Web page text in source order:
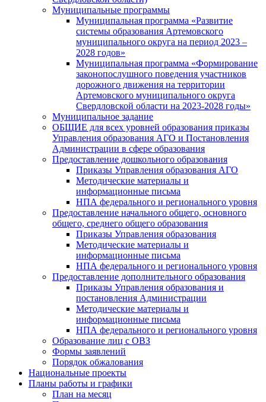
Муниципальные программы
Муниципальная программа «Развитие
системы образования Артемовского
муниципального округа на период 2023 –
2028 годов»
Муниципальная программа «Формирование
законопослушного поведения участников
дорожного движения на территории
Артемовского муниципального округа
Свердловской области на 2023-2028 годы»
Муниципальное задание
ОБЩИЕ для всех уровней образования приказы
Управления образования АГО и Постановления
Администрации в сфере образования
Предоставление дошкольного образования
Приказы Управления образования АГО
Методические материалы и
информационные письма
НПА федерального и регионального уровня
Предоставление начального общего, основного
общего, среднего общего образования
Приказы Управления образования
Методические материалы и
информационные письма
НПА федерального и регионального уровня
Предоставление дополнительного образования
Приказы Управления образования и
постановления Администрации
Методические материалы и
информационные письма
НПА федерального и регионального уровня
Образование лиц с ОВЗ
Формы заявлений
Порядок обжалования
Национальные проекты
Планы работы и графики
План на месяц